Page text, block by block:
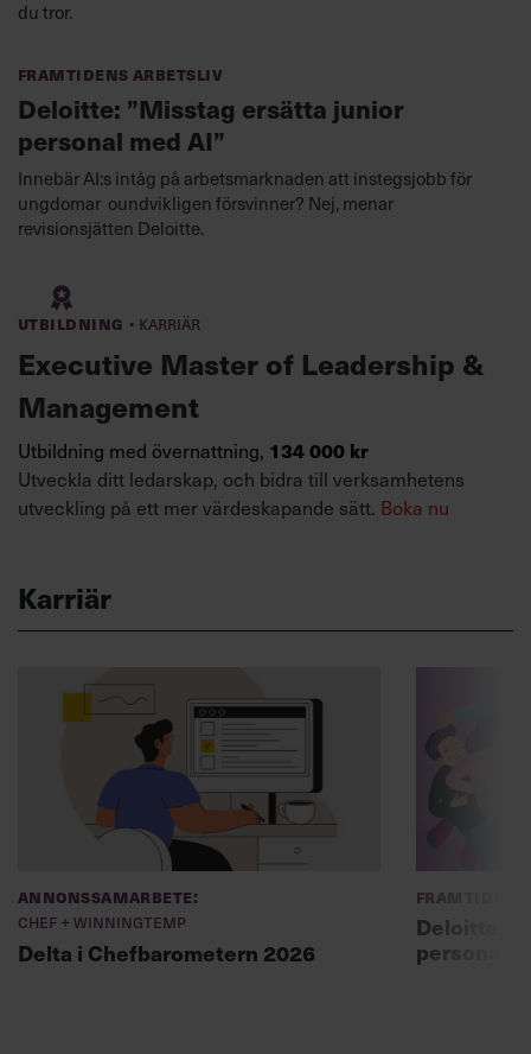
du tror.
Framtidens arbetsliv
Deloitte: ”Misstag ersätta junior
personal med AI”
Innebär AI:s intåg på arbetsmarknaden att instegsjobb för
ungdomar oundvikligen försvinner? Nej, menar
revisionsjätten Deloitte.
Utbildning · Karriär
Executive Master of Leadership &
Management
Utbildning med övernattning, 134 000 kr
Utveckla ditt ledarskap, och bidra till verksamhetens
utveckling på ett mer värdeskapande sätt. Boka nu
Karriär
Annonssamarbete:
Chef + Winningtemp
Delta i Chefbarometern 2026
Deloitte:
personal